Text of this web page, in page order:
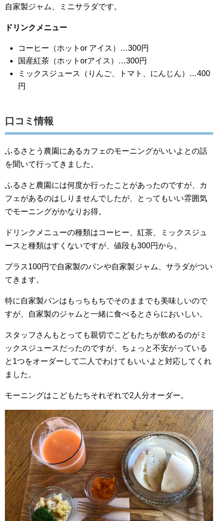
自家製ジャム、ミニサラダです。
ドリンクメニュー
コーヒー（ホットor アイス）…300円
国産紅茶（ホットorアイス）…300円
ミックスジュース（りんご、トマト、にんじん）…400
円
口コミ情報
ふるさとう農園にあるカフェのモーニングがいいよとの話
を聞いて行ってきました。
ふるさと農園には何度か行ったことがあったのですが、カ
フェがあるのはしりませんでしたが、とってもいい雰囲気
でモーニングがかなりお得。
ドリンクメニューの種類はコーヒー、紅茶、ミックスジュ
ースと種類はすくないですが、値段も300円から。
プラス100円で自家製のパンや自家製ジャム、サラダがつい
てきます。
特に自家製パンはもっちもちでそのままでも美味しいので
すが、自家製のジャムと一緒に食べるとさらにおいしい。
スタッフさんもとっても親切でこどもたちが飲めるのがミ
ックスジュースだったのですが、ちょっと不安がっている
と1つをオーダーして二人でわけてもいいよと対応してくれ
ました。
モーニングはこどもたちそれぞれで2人分オーダー。